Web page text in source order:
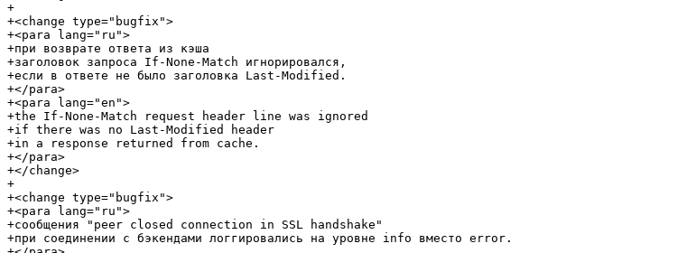
+
+<change type="bugfix">
+<para lang="ru">
+при возврате ответа из кэша
+заголовок запроса If-None-Match игнорировался,
+если в ответе не было заголовка Last-Modified.
+</para>
+<para lang="en">
+the If-None-Match request header line was ignored
+if there was no Last-Modified header
+in a response returned from cache.
+</para>
+</change>
+
+<change type="bugfix">
+<para lang="ru">
+сообщения "peer closed connection in SSL handshake"
+при соединении с бэкендами логгировались на уровне info вместо error.